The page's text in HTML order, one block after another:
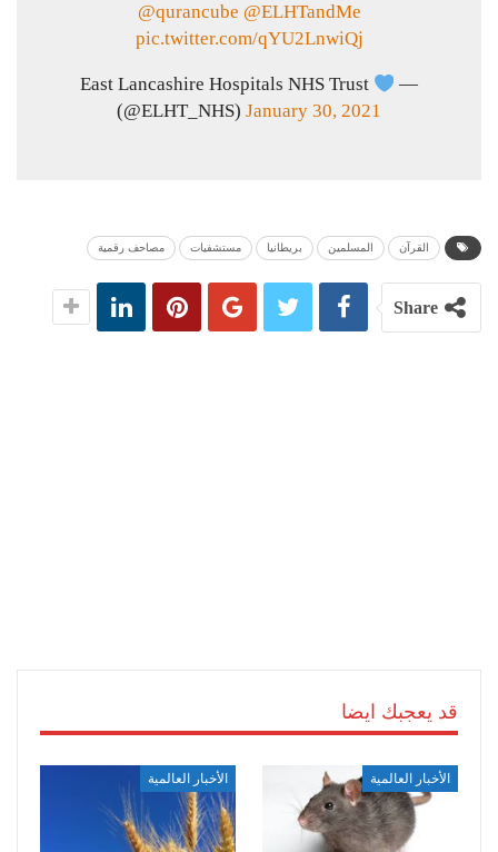
@qurancube @ELHTandMe
pic.twitter.com/qYU2LnwiQj
— East Lancashire Hospitals NHS Trust
(@ELHT_NHS) January 30, 2021
القرآن المسلمين بريطانيا مستشفيات مصاحف رقمية
Share
قد يعجبك ايضا
الأخبار العالمية الأخبار العالمية